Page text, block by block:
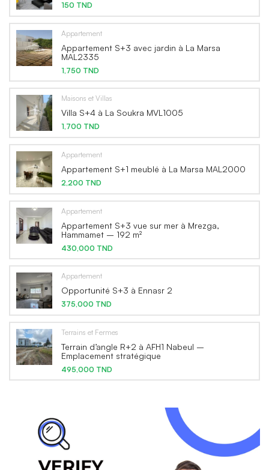
150 TND
Appartement
Appartement S+3 avec jardin à La Marsa
MAL2335
1,750 TND
Maisons et Villas
Villa S+4 à La Soukra MVL1005
1,700 TND
Appartement
Appartement S+1 meublé à La Marsa MAL2000
2,200 TND
Appartement
Appartement S+3 vue sur mer à Mrezga,
Hammamet – 192 m²
430,000 TND
Appartement
Opportunité S+3 à Ennasr 2
375,000 TND
Terrains et Fermes
Terrain d’angle R+2 à AFH1 Nabeul –
Emplacement stratégique
495,000 TND